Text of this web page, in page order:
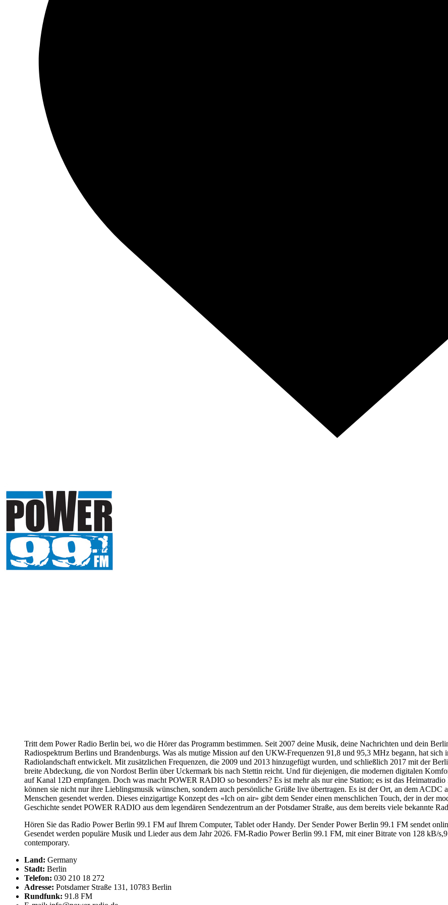
Tritt dem Power Radio Berlin bei, wo die Hörer das Programm bestimmen. Seit 2007 deine Musik, deine Nachrichten und dein
Radiospektrum Berlins und Brandenburgs. Was als mutige Mission auf den UKW-Frequenzen 91,8 und 95,3 MHz begann, hat sich
Radiolandschaft entwickelt. Mit zusätzlichen Frequenzen, die 2009 und 2013 hinzugefügt wurden, und schließlich 2017 mit der
breite Abdeckung, die von Nordost Berlin über Uckermark bis nach Stettin reicht. Und für diejenigen, die modernen digitalen
auf Kanal 12D empfangen. Doch was macht POWER RADIO so besonders? Es ist mehr als nur eine Station; es ist das
können sie nicht nur ihre Lieblingsmusik wünschen, sondern auch persönliche Grüße live übertragen. Es ist der Ort, an dem
Menschen gesendet werden. Dieses einzigartige Konzept des «Ich on air» gibt dem Sender einen menschlichen Touch, der in der
Geschichte sendet POWER RADIO aus dem legendären Sendezentrum an der Potsdamer Straße, aus dem bereits viele bekannte
Hören Sie das Radio Power Berlin 99.1 FM auf Ihrem Computer, Tablet oder Handy. Der Sender Power Berlin 99.1 FM sendet
Gesendet werden populäre Musik und Lieder aus dem Jahr 2026. FM-Radio Power Berlin 99.1 FM, mit einer Bitrate von 128 kB/
contemporary.
Land: Germany
Stadt: Berlin
Telefon: 030 210 18 272
Adresse: Potsdamer Straße 131, 10783 Berlin
Rundfunk: 91.8 FM